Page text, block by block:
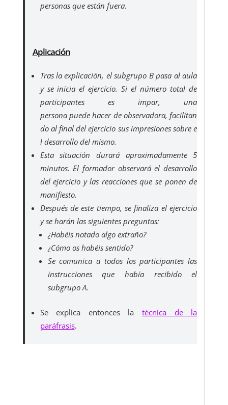
personas que están fuera.
Aplicación
Tras la explicación, el subgrupo B pasa al aula
y se inicia el ejercicio. Si el número total de
participantes es impar, una
persona puede hacer de observadora, facilitan
do al final del ejercicio sus impresiones sobre e
l desarrollo del mismo.
Esta situación durará aproximadamente 5
minutos. El formador observará el desarrollo
del ejercicio y las reacciones que se ponen de
manifiesto.
Después de este tiempo, se finaliza el ejercicio
y se harán las siguientes preguntas:
¿Habéis notado algo extraño?
¿Cómo os habéis sentido?
Se comunica a todos los participantes las
instrucciones que había recibido el
subgrupo A.
Se explica entonces la técnica de la
paráfrasis.